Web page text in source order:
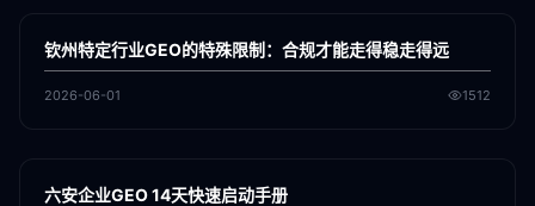
GEO
钦州特定行业GEO的特殊限制：合规才能走得稳走得远
2026-06-01 1512
GEO
六安企业GEO 14天快速启动手册